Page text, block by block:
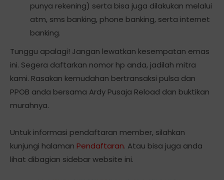
punya rekening) serta bisa juga dilakukan melalui
atm, sms banking, phone banking, serta internet
banking.
Tunggu apalagi! Jangan lewatkan kesempatan emas
ini. Segera daftarkan nomor hp anda, jadilah mitra
kami. Rasakan kemudahan bertransaksi pulsa dan
PPOB anda bersama Ardy Pusaja Reload dan buktikan
murahnya.
Untuk informasi pendaftaran member, silahkan
kunjungi halaman Pendaftaran. Atau bisa juga anda
lihat dibagian sidebar website ini.